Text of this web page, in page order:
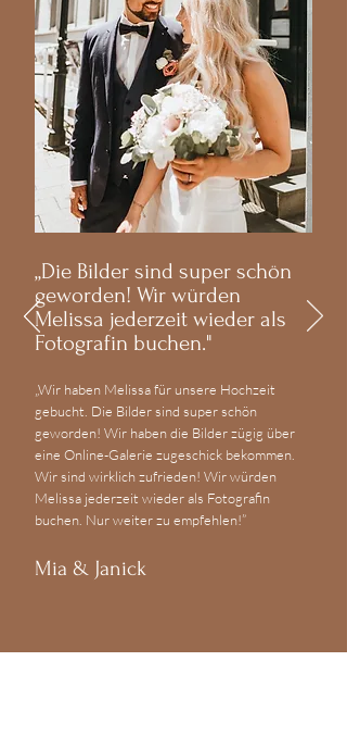
„Die Bilder sind super schön
geworden! Wir würden
Melissa jederzeit wieder als
Fotografin buchen."
„Wir haben Melissa für unsere Hochzeit
gebucht. Die Bilder sind super schön
geworden! Wir haben die Bilder zügig über
eine Online-Galerie zugeschick bekommen.
Wir sind wirklich zufrieden! Wir würden
Melissa jederzeit wieder als Fotografin
buchen. Nur weiter zu empfehlen!”
Mia & Janick